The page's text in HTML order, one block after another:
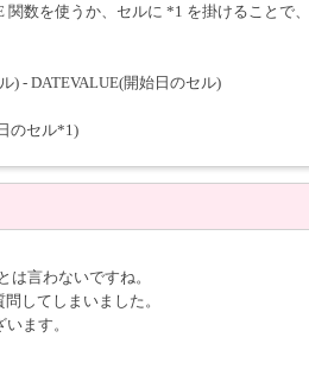
関数を使うか、セルに *1 を掛けることで
) - DATEVALUE(開始日のセル)
のセル*1)
は言わないですね。
してしまいました。
ます。